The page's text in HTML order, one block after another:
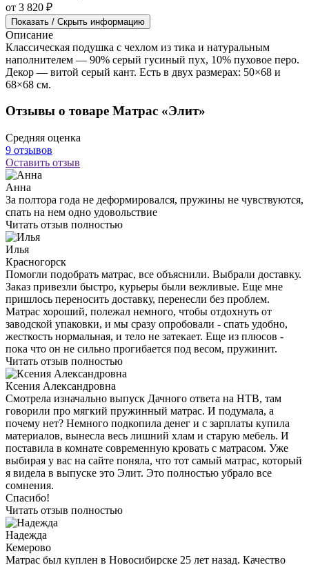
от 3 820 ₽
Показать / Скрыть информацию
Описание
Классическая подушка с чехлом из тика и натуральным
наполнителем — 90% серый гусиный пух, 10% пуховое перо.
Декор — витой серый кант. Есть в двух размерах: 50×68 и
68×68 см.
Отзывы о товаре Матрас «Элит»
Средняя оценка
9 отзывов
Оставить отзыв
Анна
За полтора года не деформировался, пружины не чувствуются,
спать на нем одно удовольствие
Читать отзыв полностью
Илья
Красногорск
Помогли подобрать матрас, все объяснили. Выбрали доставку.
Заказ привезли быстро, курьеры были вежливые. Еще мне
пришлось переносить доставку, перенесли без проблем.
Матрас хороший, полежал немного, чтобы отдохнуть от
заводской упаковки, и мы сразу опробовали - спать удобно,
жесткость нормальная, и тело не затекает. Еще из плюсов -
пока что он не сильно прогибается под весом, пружинит.
Читать отзыв полностью
Ксения Александровна
Смотрела изначально выпуск Дачного ответа на НТВ, там
говорили про мягкий пружинный матрас. И подумала, а
почему нет? Немного подкопила денег и с зарплаты купила
материалов, вынесла весь лишний хлам и старую мебель. И
поставила в комнате современную кровать с матрасом. Уже
выбирая у вас на сайте поняла, что тот самый матрас, который
я видела в выпуске это Элит. Это полностью убрало все
сомнения.
Спасибо!
Читать отзыв полностью
Надежда
Кемерово
Матрас был куплен в Новосибирске 25 лет назад. Качество